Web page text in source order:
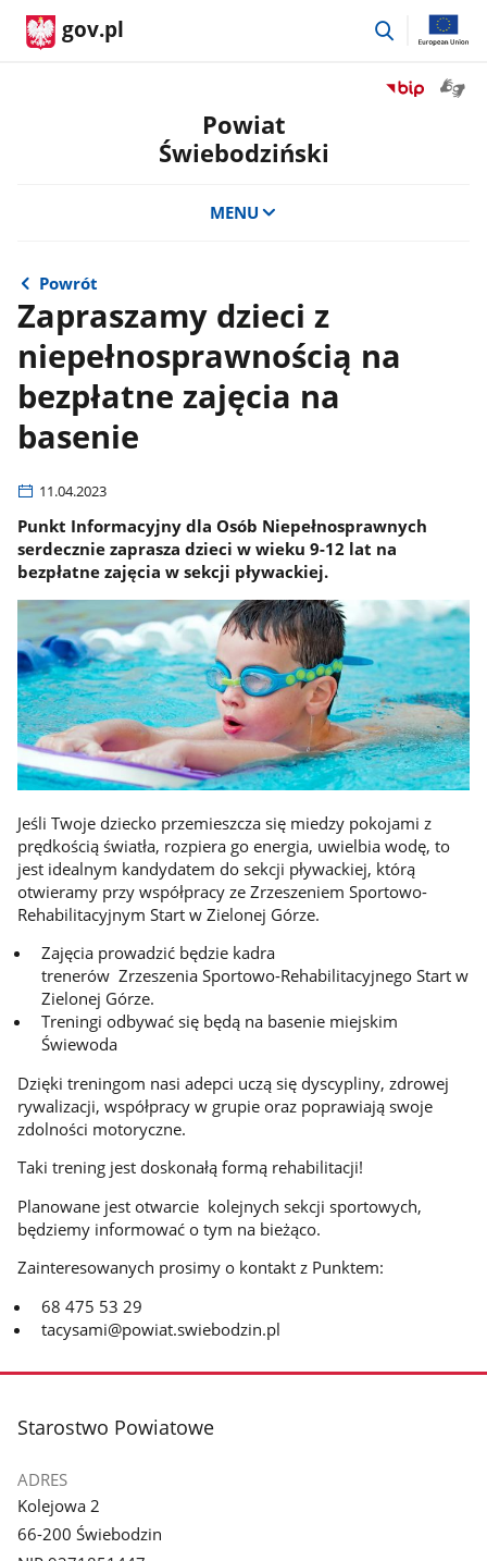
gov.pl
przejdź
Przejdź
Powiat
Świebodziński
MENU
Powrót
Zapraszamy dzieci z
niepełnosprawnością na
bezpłatne zajęcia na
basenie
11.04.2023
Punkt Informacyjny dla Osób Niepełnosprawnych
serdecznie zaprasza dzieci w wieku 9-12 lat na
bezpłatne zajęcia w sekcji pływackiej.
Jeśli Twoje dziecko przemieszcza się miedzy pokojami z
prędkością światła, rozpiera go energia, uwielbia wodę, to
jest idealnym kandydatem do sekcji pływackiej, którą
otwieramy przy współpracy ze Zrzeszeniem Sportowo-
Rehabilitacyjnym Start w Zielonej Górze.
Zajęcia prowadzić będzie kadra
trenerów Zrzeszenia Sportowo-Rehabilitacyjnego Start w
Zielonej Górze.
Treningi odbywać się będą na basenie miejskim
Świewoda
Dzięki treningom nasi adepci uczą się dyscypliny, zdrowej
rywalizacji, współpracy w grupie oraz poprawiają swoje
zdolności motoryczne.
Taki trening jest doskonałą formą rehabilitacji!
Planowane jest otwarcie kolejnych sekcji sportowych,
będziemy informować o tym na bieżąco.
Zainteresowanych prosimy o kontakt z Punktem:
68 475 53 29
tacysami@powiat.swiebodzin.pl
stopka
Starostwo Powiatowe
ADRES
Kolejowa 2
66-200 Świebodzin